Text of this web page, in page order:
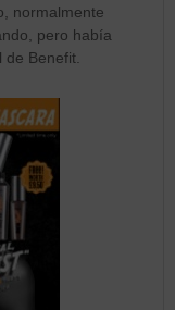
normalmente
pero había
Benefit.